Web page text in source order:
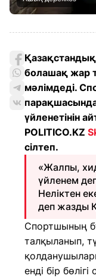
болашақ жар
мәлімдеді.
үйленетінін
POLITICO.KZ
сілтеп.
«Жалпы,
үйленем
Неліктен
деп жазды
Спортшының
талқыланып,
енді бір